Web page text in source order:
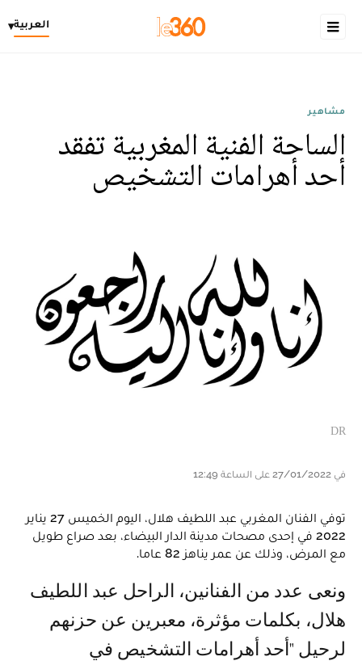
العربية▾
مشاهير
الساحة الفنية المغربية تفقد
أحد أهرامات التشخيص
DR
في 27/01/2022 على الساعة 12:49
توفي الفنان المغربي عبد اللطيف هلال، اليوم الخميس 27 يناير
2022 في إحدى مصحات مدينة الدار البيضاء، بعد صراع طويل
مع المرض، وذلك عن عمر يناهز 82 عاما.
ونعى عدد من الفنانين، الراحل عبد اللطيف
هلال، بكلمات مؤثرة، معبرين عن حزنهم
لرحيل "أحد أهرامات التشخيص في